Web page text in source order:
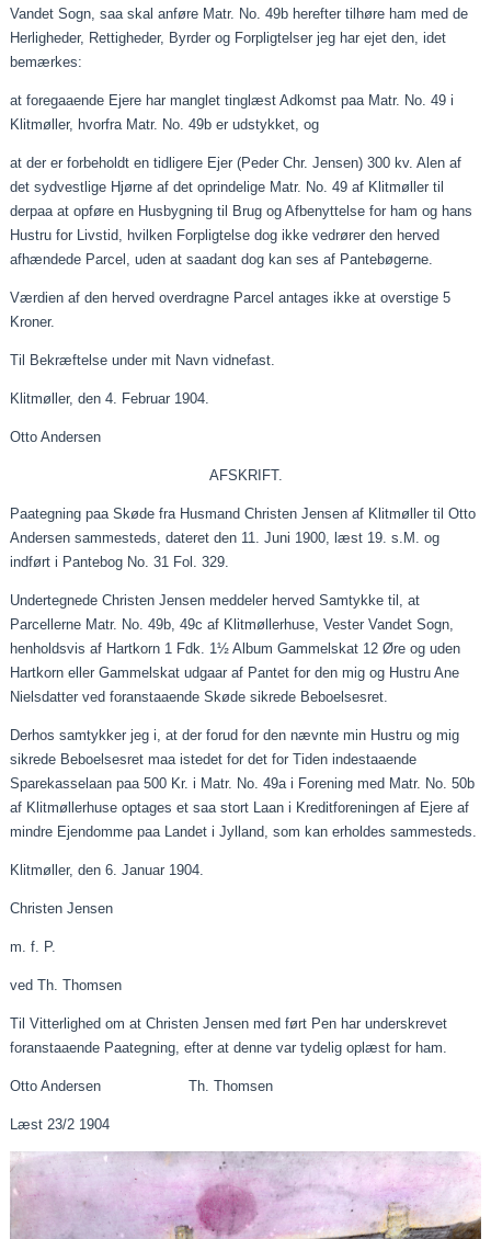
Vandet Sogn, saa skal anføre Matr. No. 49b herefter tilhøre ham med de
Herligheder, Rettigheder, Byrder og Forpligtelser jeg har ejet den, idet
bemærkes:
atforegaaende Ejere har manglet tinglæst AdkomstpaaMatr. No. 49 i
Klitmøller, hvorfra Matr. No. 49b er udstykket, og
at der er forbeholdt en tidligere Ejer (Peder Chr. Jensen) 300 kv. Alen af
det sydvestlige Hjørne af det oprindelige Matr. No. 49 af Klitmøller til
derpaaat opføre en Husbygning til Brug og Afbenyttelse for ham og hans
Hustru for Livstid, hvilken Forpligtelse dog ikke vedrører den herved
afhændede Parcel, uden atsaadant dog kan ses af Pantebøgerne.
Værdien af den herved overdragne Parcel antages ikke at overstige 5
Kroner.
Til Bekræftelse under mit Navn vidnefast.
Klitmøller, den 4. Februar 1904.
Otto Andersen
AFSKRIFT.
Paategning paaSkøde fra Husmand Christen Jensen af Klitmøller til Otto
Andersen sammesteds, dateret den 11.Juni 1900, læst 19.s.M . og
indført i Pantebog No. 31 Fol. 329.
Undertegnede Christen Jensen meddeler herved Samtykke til, at
Parcellerne Matr. No. 49b, 49c af Klitmøllerhuse, Vester Vandet Sogn,
henholdsvis af Hartkorn 1 Fdk. 1½ Album Gammelskat 12 Øre og uden
Hartkorn eller Gammelskatudgaar af Pantet for den mig og Hustru Ane
Nielsdatter vedforanstaaende Skøde sikrede Beboelsesret.
Derhos samtykker jeg i, at der forud for den nævnte min Hustru og mig
sikrede Beboelsesretmaa istedet for det for Tidenindestaaende
Sparekasselaan paa500 Kr. i Matr. No. 49a i Forening med Matr. No. 50b
af Klitmøllerhuse optages et saa stort Laan i Kreditforeningen af Ejere af
mindre EjendommepaaLandet i Jylland, som kan erholdes sammesteds.
Klitmøller, den 6.Januar 1904.
Christen Jensen
m. f. P.
ved Th. Thomsen
Til Vitterlighed om at Christen Jensen med ført Pen har underskrevet
foranstaaende Paategning, efter at denne var tydelig oplæst for ham.
Otto Andersen Th. Thomsen
Læst 23/2 1904